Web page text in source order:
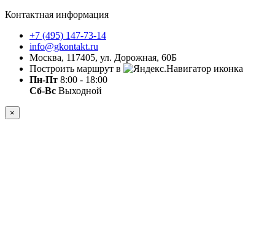
Контактная информация
+7 (495) 147-73-14
info@gkontakt.ru
Москва, 117405, ул. Дорожная, 60Б
Построить маршрут в
Пн-Пт 8:00 - 18:00
Сб-Вс Выходной
×